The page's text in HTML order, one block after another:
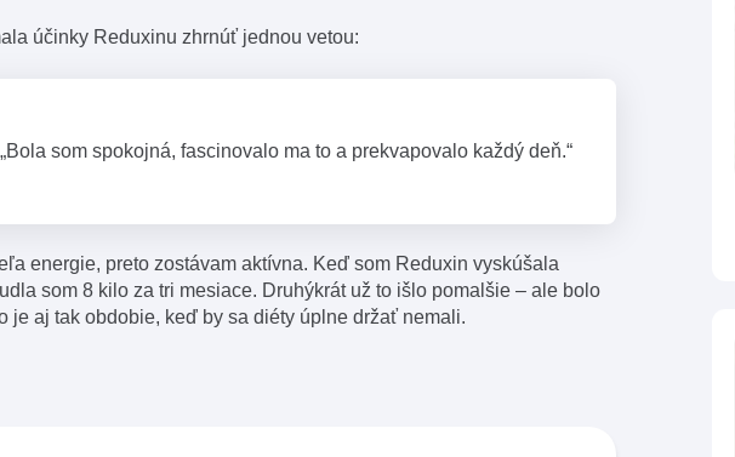
účinky Reduxinu zhrnúť jednou vetou:
„Bola som spokojná, fascinovalo ma to a prekvapovalo každý deň.“
energie, preto zostávam aktívna. Keď som Reduxin vyskúšala
som 8 kilo za tri mesiace. Druhýkrát už to išlo pomalšie – ale bolo
je aj tak obdobie, keď by sa diéty úplne držať nemali.